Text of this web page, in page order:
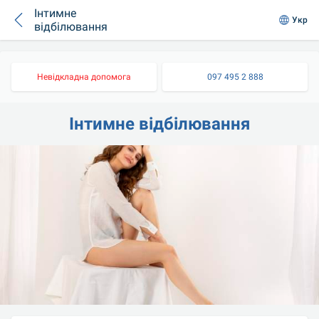
Інтимне
відбілювання
Укр
Невідкладна допомога 097 495 2 888
Інтимне відбілювання